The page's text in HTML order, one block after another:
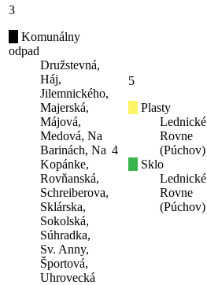
3
Komunálny
odpad
Družstevná,
Háj,
Jilemnického,
Majerská,
Májová,
Medová, Na
Barinách, Na
Kopánke,
Rovňanská,
Schreiberova,
Sklárska,
Sokolská,
Súhradka,
Sv. Anny,
Športová,
Uhrovecká
4
5
Plasty
Lednické
Rovne
(Púchov)
Sklo
Lednické
Rovne
(Púchov)